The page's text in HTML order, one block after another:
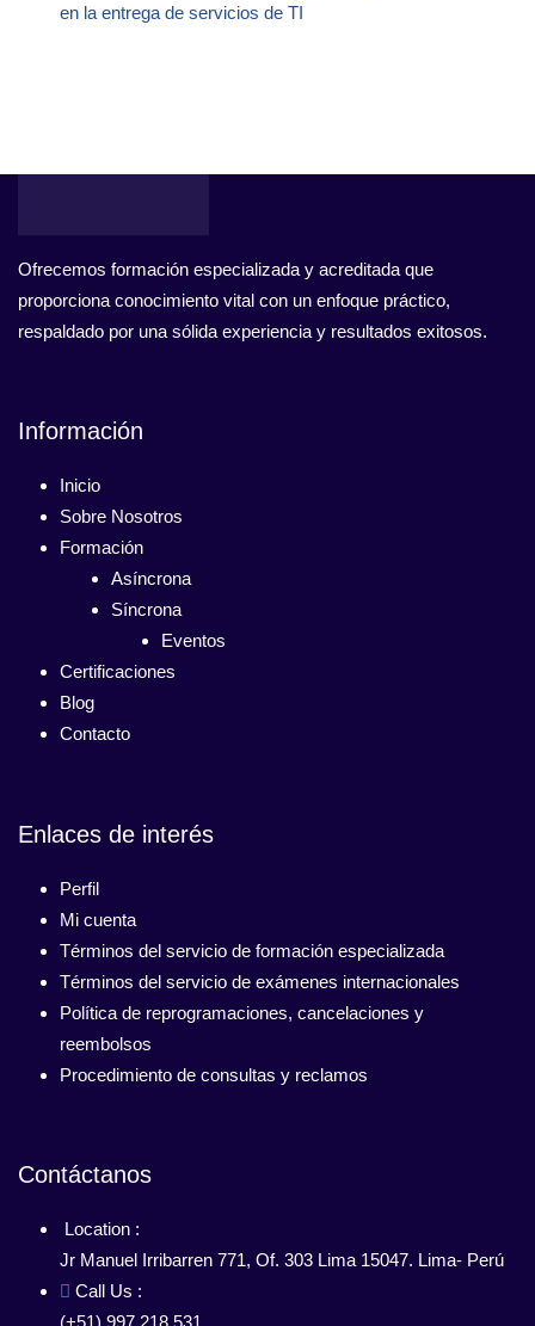
en la entrega de servicios de TI
Ofrecemos formación especializada y acreditada que
proporciona conocimiento vital con un enfoque práctico,
respaldado por una sólida experiencia y resultados exitosos.
Información
Inicio
Sobre Nosotros
Formación
Asíncrona
Síncrona
Eventos
Certificaciones
Blog
Contacto
Enlaces de interés
Perfil
Mi cuenta
Términos del servicio de formación especializada
Términos del servicio de exámenes internacionales
Política de reprogramaciones, cancelaciones y
reembolsos
Procedimiento de consultas y reclamos
Contáctanos
Location :
Jr Manuel Irribarren 771, Of. 303 Lima 15047. Lima- Perú
Call Us :